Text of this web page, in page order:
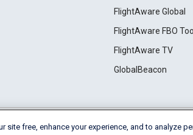
FlightAware Global
FlightAware FBO
FlightAware TV
GlobalBeacon
Terms of Use Privacy Cookie Settings
site free, enhance your experience, and to analyze